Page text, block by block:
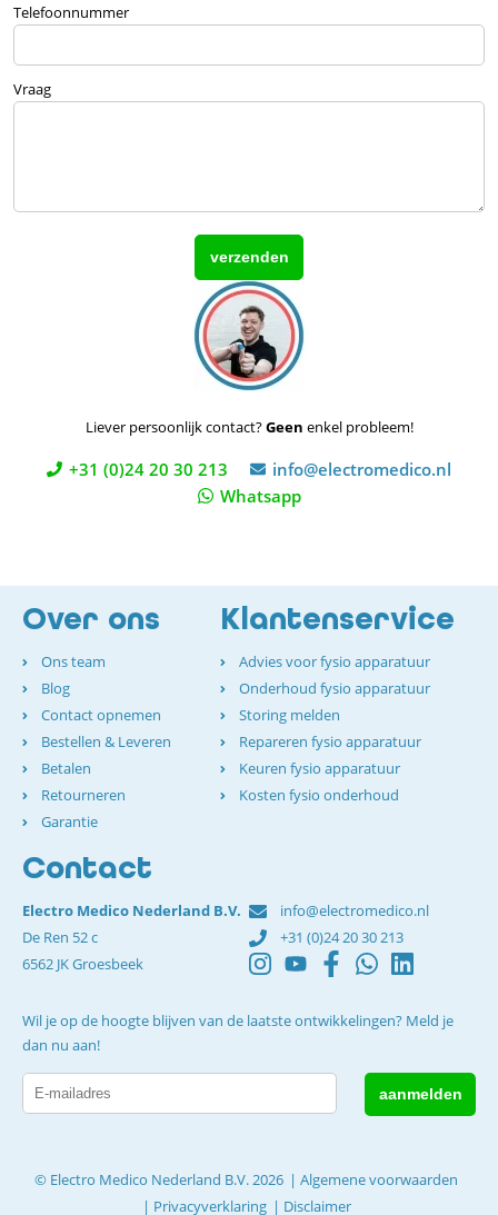
Telefoonnummer
Vraag
Liever persoonlijk contact?Geen enkel probleem!
+31 (0)24 20 30 213
info@electromedico.nl
Whatsapp
Over ons
Ons team
Blog
Contact opnemen
Bestellen & Leveren
Betalen
Retourneren
Garantie
Klantenservice
Advies voor fysio apparatuur
Onderhoud fysio apparatuur
Storing melden
Repareren fysio apparatuur
Keuren fysio apparatuur
Kosten fysio onderhoud
Contact
Electro Medico Nederland B.V.
De Ren 52 c
6562 JK Groesbeek
info@electromedico.nl
+31 (0)24 20 30 213
Wil je op de hoogte blijven van de laatste ontwikkelingen? Meld je
dan nu aan!
© Electro Medico Nederland B.V. 2026
Algemene voorwaarden
Privacyverklaring
Disclaimer